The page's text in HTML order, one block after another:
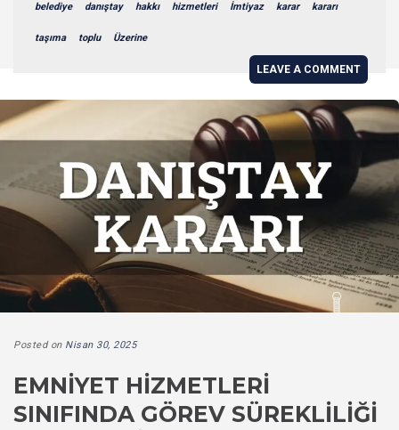
belediye danıştay hakkı hizmetleri İmtiyaz karar kararı
taşıma toplu Üzerine
LEAVE A COMMENT
Posted on Nisan 30, 2025
EMNIYET HIZMETLERI
SINIFINDA GÖREV SÜREKLILIĞI